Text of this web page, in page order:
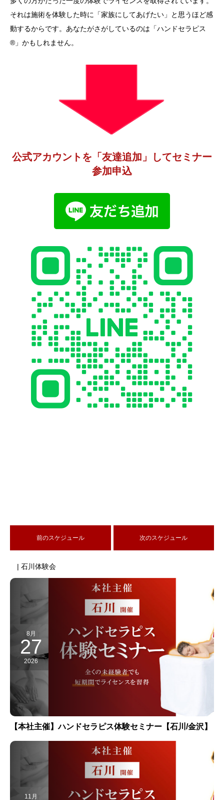
それは施術を体験した時に「家族にしてあげたい」と思うほど感
動するからです。あなたがさがしているのは「ハンドセラピス
®」かもしれません。
公式アカウントを「友達追加」してセミナー
参加申込
前のスケジュール 次のスケジュール
| 石川体験会
8月
27
2026
【本社主催】ハンドセラピス体験セミナー【石川/金沢】
11月